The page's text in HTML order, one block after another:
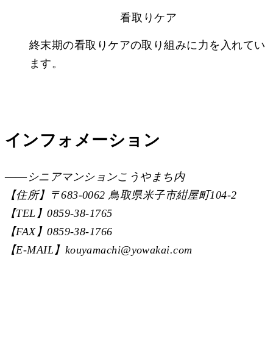
看取りケア
終末期の看取りケアの取り組みに力を入れてい
ます。
インフォメーション
――シニアマンションこうやまち内
【住所】〒683-0062 鳥取県米子市紺屋町104-2
【TEL】0859-38-1765
【FAX】0859-38-1766
【E-MAIL】kouyamachi@yowakai.com